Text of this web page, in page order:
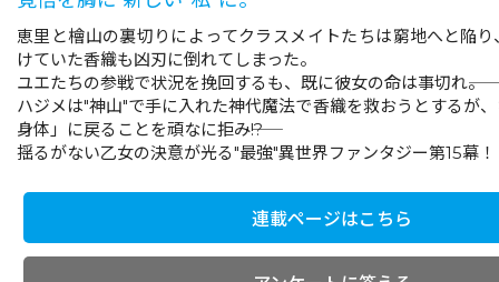
恵里と檜山の裏切りによってクラスメイトたちは窮地へと陥
けていた香織も凶刃に倒れてしまった。
ユエたちの参戦で状況を挽回するも、既に彼女の命は事切れ――。
ハジメは"神山"で手に入れた神代魔法で香織を救おうとするが
身体」に戻ることを頑なに拒み――!?
揺るがない乙女の決意が光る"最強"異世界ファンタジー第15幕！
連載ページはこちら